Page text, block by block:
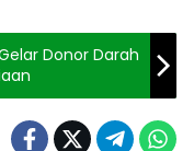
Donor Darah